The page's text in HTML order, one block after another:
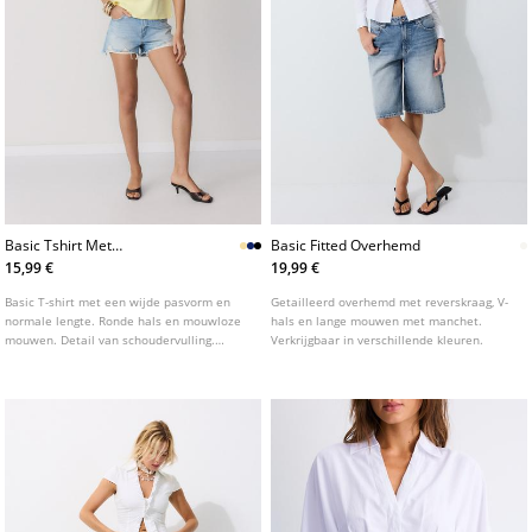
Basic Tshirt Met
Schoudervulling
15,99 €
Basic T-shirt met een wijde pasvorm en
normale lengte. Ronde hals en mouwloze
mouwen. Detail van schoudervulling.
Basic Fitted Overhemd
19,99 €
Getailleerd overhemd met reverskraag, V-
hals en lange mouwen met manchet.
Verkrijgbaar in verschillende kleuren.